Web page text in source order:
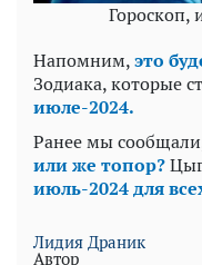
Гороскоп,
Напомним,это
Зодиака, которые
июле-2024.
Ранее мы
или же топор?
июль-2024 для
Лидия Драник
Автор